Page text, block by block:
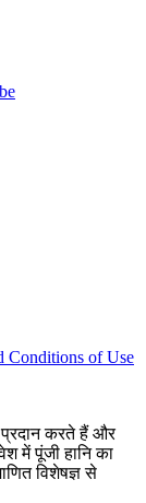
Conditions of Use
करते हैं और
में पूंजी हानि का
विशेषज्ञ से